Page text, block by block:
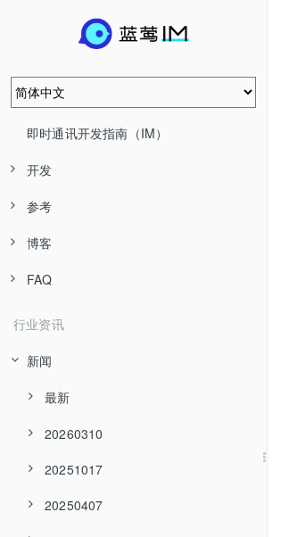
即时通讯开发指南（IM）
开发
参考
博客
FAQ
行业资讯
新闻
最新
20260310
20251017
20250407